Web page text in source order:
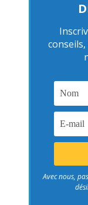
Avec nous,